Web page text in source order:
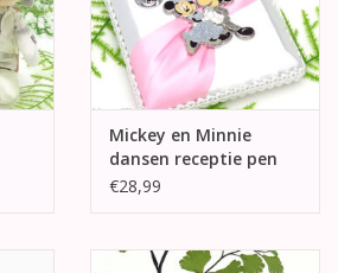
Mickey en Minnie
dansen receptie pen
houder
€28,99